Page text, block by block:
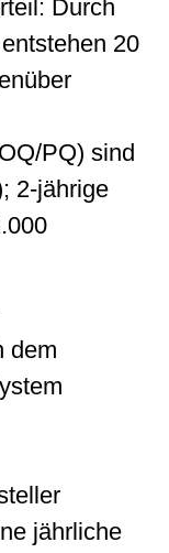
Durch
20
PQ) sind
2-jährige
dem
jährliche